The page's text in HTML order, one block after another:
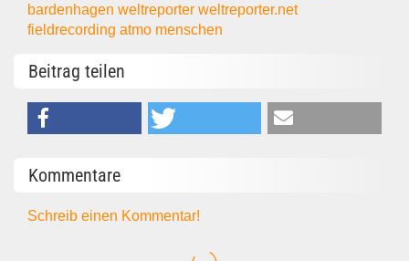
bardenhagenweltreporterweltreporter.net
fieldrecordingatmo menschen
Beitrag teilen
Kommentare
Schreib einen Kommentar!